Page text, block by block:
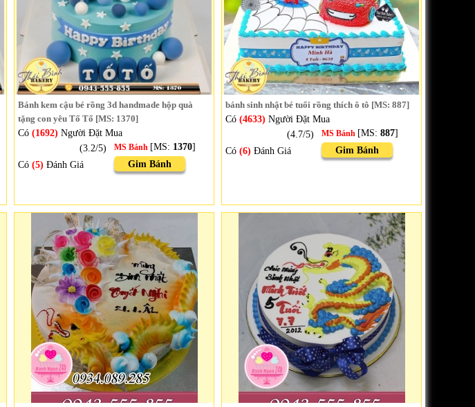
Bánh kem cậu bé rồng 3d handmade hộp quà
tặng con yêu Tố Tố [MS: 1370]
Có (1692) Người Đặt Mua
(3.2/5)
Có (5) Đánh Giá
MS Bánh [MS: 1370]
Gim Bánh
bánh sinh nhật bé tuổi rồng thích ô tô [MS: 887]
Có (4633) Người Đặt Mua
(4.7/5)
Có (6) Đánh Giá
MS Bánh [MS: 887]
Gim Bánh